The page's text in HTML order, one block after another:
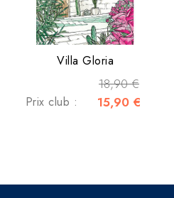
Villa Gloria
18,90 €
Prix club : 15,90 €